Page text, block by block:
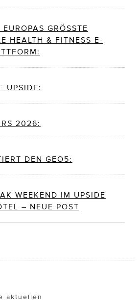
GRÖSSTE
HEALTH & FITNESS E-
UPSIDE:
2026:
DEN GEO5:
WEEKEND IM UPSIDE
– NEUE POST
aktuellen